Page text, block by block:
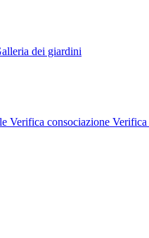
dei giardini
Verifica consociazione